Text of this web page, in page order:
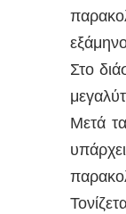
Στο
Μετά